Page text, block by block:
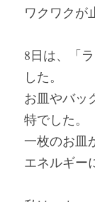
ワクワクが
8日は、「
した。
お皿やバッ
特でした。
一枚のお皿
エネルギー